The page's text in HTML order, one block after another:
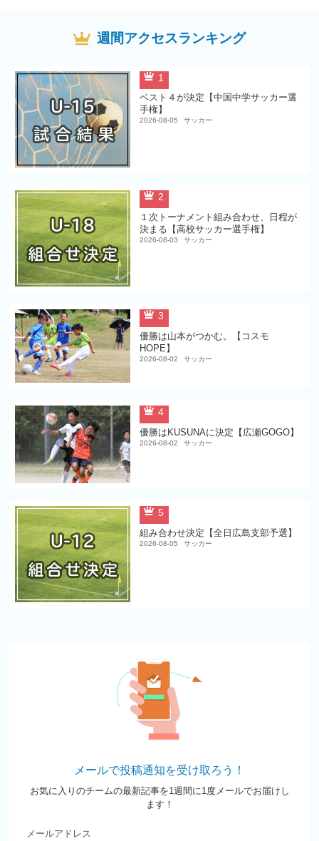
週間アクセスランキング
1
ベスト４が決定【中国中学サッカー選
手権】
2026-08-05 サッカー
2
１次トーナメント組み合わせ、日程が
決まる【高校サッカー選手権】
2026-08-03 サッカー
3
優勝は山本がつかむ。【コスモ
HOPE】
2026-08-02 サッカー
4
優勝はKUSUNAに決定【広瀬GOGO】
2026-08-02 サッカー
5
組み合わせ決定【全日広島支部予選】
2026-08-05 サッカー
メールで投稿通知を受け取ろう！
お気に入りのチームの最新記事を1週間に1度メールでお届けし
ます！
メールアドレス